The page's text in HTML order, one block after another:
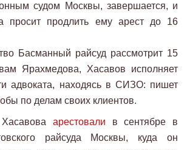
судом Москвы, завершается, и
просит продлить ему арест до 16
Басманный райсуд рассмотрит 15
Ярахмедова, Хасавов исполняет
адвоката, находясь в СИЗО: пишет
по делам своих клиентов.
арестовали в сентябре в
райсуда Москвы, куда он